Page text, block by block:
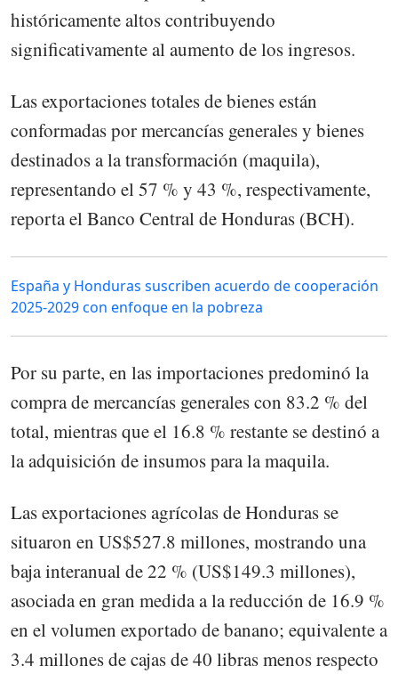
históricamente altos contribuyendo
significativamente al aumento de los ingresos.
Las exportaciones totales de bienes están
conformadas por mercancías generales y bienes
destinados a la transformación (maquila),
representando el 57 % y 43 %, respectivamente,
reporta el Banco Central de Honduras (BCH).
España y Honduras suscriben acuerdo de cooperación
2025-2029 con enfoque en la pobreza
Por su parte, en las importaciones predominó la
compra de mercancías generales con 83.2 % del
total, mientras que el 16.8 % restante se destinó a
la adquisición de insumos para la maquila.
Las exportaciones agrícolas de Honduras se
situaron en US$527.8 millones, mostrando una
baja interanual de 22 % (US$149.3 millones),
asociada en gran medida a la reducción de 16.9 %
en el volumen exportado de banano; equivalente a
3.4 millones de cajas de 40 libras menos respecto